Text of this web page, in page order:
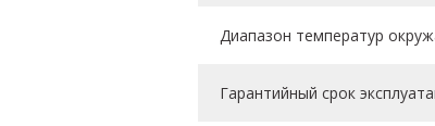
Диапазон температур
Гарантийный срок